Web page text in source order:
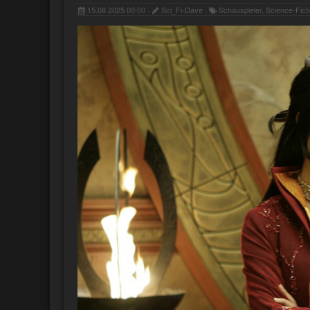
15.08.2025 00:00 · Sci_Fi-Dave · Schauspieler, Science-